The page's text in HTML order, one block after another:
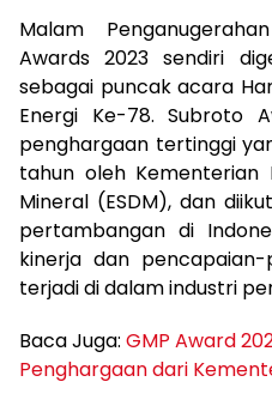
Malam
Awards 2023 sendiri
sebagai puncak acara
Energi Ke-78. Subroto
penghargaan tertinggi
tahun oleh Kementerian
Mineral (ESDM), dan
pertambangan di
kinerja dan
terjadi di dalam industri
Baca Juga: GMP Award
Penghargaan dari